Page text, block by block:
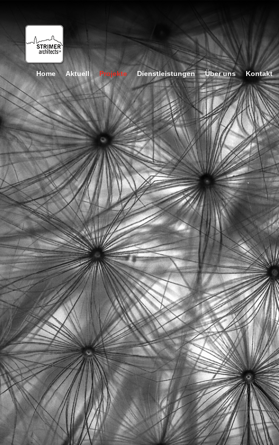
Home Aktuell Projekte Dienstleistungen Über uns Kontakt